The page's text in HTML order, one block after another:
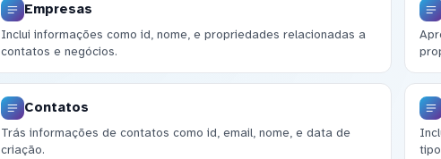
Empresas
Inclui informações como id, nome, e propriedades relacionadas a
contatos e negócios.
Contatos
Trás informações de contatos como id, email, nome, e data de
criação.